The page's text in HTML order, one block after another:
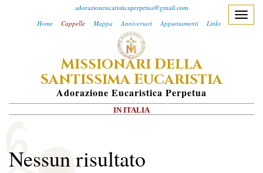
adorazioneucaristicaperpetua@gmail.com
Home
Cappelle Mappa Anniversari Appuntamenti Links
MISSIONARI DELLA
SANTISSIMA EUCARISTIA
ADorazione EUcaristica PErpetua
IN ITALIA
T
n
Nessun risultato